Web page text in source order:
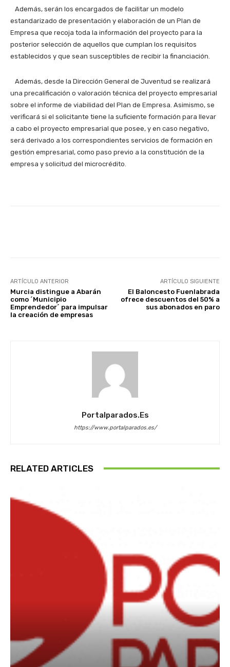
Además, serán los encargados de facilitar un modelo
estandarizado de presentación y elaboración de un Plan de
Empresa que recoja toda la información del proyecto para la
posterior selección de aquellos que cumplan los requisitos
establecidos y que sean susceptibles de recibir la financiación.
Además, desde la Dirección General de Juventud se realizará
una precalificación o valoración técnica del proyecto empresarial
sobre el informe de viabilidad del Plan de Empresa. Asimismo, se
verificará si el solicitante tiene la suficiente formación para llevar
a cabo el proyecto empresarial que posee, y en caso negativo,
será derivado a los correspondientes servicios de formación en
gestión empresarial, como paso previo a la constitución de la
empresa y solicitud del microcrédito.
ARTÍCULO ANTERIOR
Murcia distingue a Abarán
como ´Municipio
Emprendedor´ para impulsar
la creación de empresas
ARTÍCULO SIGUIENTE
El Baloncesto Fuenlabrada
ofrece descuentos del 50% a
sus abonados en paro
Portalparados.es
https://www.portalparados.es/
RELATED ARTICLES